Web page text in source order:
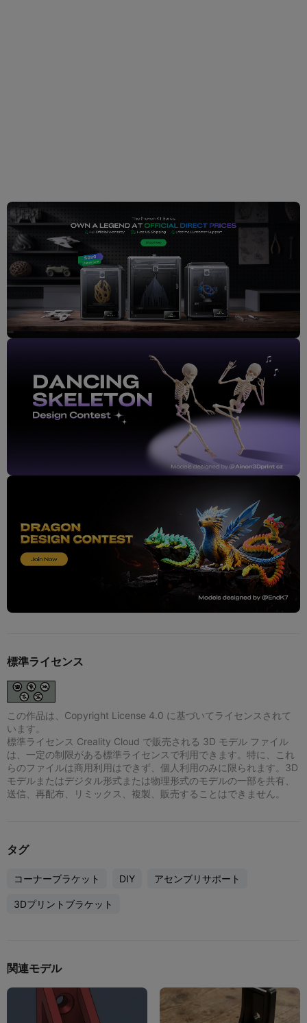
標準ライセンス
この作品は、Copyright License 4.0 に基づいてライセンスされて
います。
標準ライセンス Creality Cloud で販売される 3D モデル ファイル
は、一定の制限がある標準ライセンスで利用できます。特に、これ
らのファイルは商用利用はできず、個人利用のみに限られます。3D
モデルまたはデジタル形式または物理形式のモデルの一部を共有、
送信、再配布、リミックス、複製、販売することはできません。
タグ
コーナーブラケット DIY アセンブリサポート
3Dプリントブラケット
関連モデル